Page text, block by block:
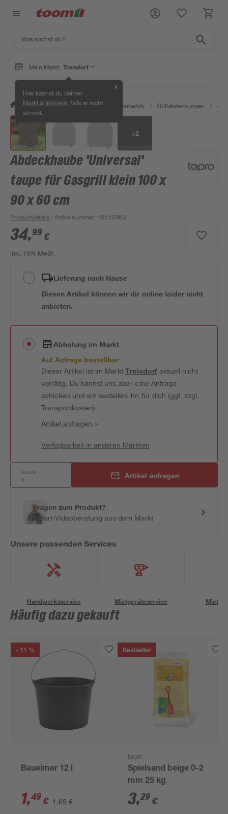
Mein Markt: Troisdorf
Hier kannst du deinen
Markt anpassen , falls er nicht
stimmt.
✕
/ Garten & Freizeit / Grills & Grillzubehör / Grillabdeckungen /
+2
Abdeckhaube 'Universal'
taupe für Gasgrill klein 100 x
90 x 60 cm
Produktdetails | Artikelnummer: 10550963
34,99 €
inkl. 19% MwSt.
Lieferung nach Hause
Diesen Artikel können wir dir online leider nicht
anbieten.
Abholung im Markt
Auf Anfrage bestellbar
Dieser Artikel ist im MarktTroisdorfaktuell nicht
vorrätig. Du kannst uns aber eine Anfrage
schicken und wir bestellen ihn für dich (ggf. zzgl.
Transportkosten).
Artikel anfragen >
Verfügbarkeit in anderen Märkten
Anzahl: Artikel anfragen
Fragen zum Produkt?
Sofort-Videoberatung aus dem Markt
Unsere passenden Services
Handwerksservice Mietgeräteservice
Häufig dazu gekauft
- 11 %
Baueimer 12 l
1,49 € 1,69 €
Bestseller
toom
Spielsand beige 0-2
mm 25 kg
3,29 €